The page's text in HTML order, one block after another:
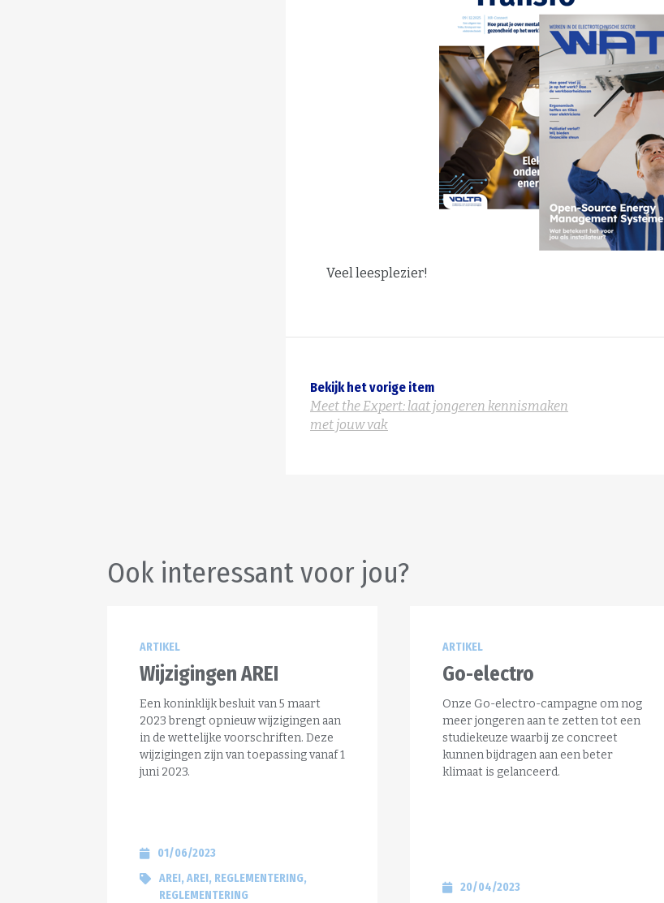
Veel leesplezier!
Bekijk het vorige item
Meet the Expert: laat jongeren kennismaken
met jouw vak
Ook interessant voor jou?
ARTIKEL
Wijzigingen AREI
Een koninklijk besluit van 5 maart
2023 brengt opnieuw wijzigingen aan
in de wettelijke voorschriften. Deze
wijzigingen zijn van toepassing vanaf 1
juni 2023.
01/06/2023
AREI AREI REGLEMENTERING
REGLEMENTERING
ARTIKEL
Go-electro
Onze Go-electro-campagne om nog
meer jongeren aan te zetten tot een
studiekeuze waarbij ze concreet
kunnen bijdragen aan een beter
klimaat is gelanceerd.
20/04/2023